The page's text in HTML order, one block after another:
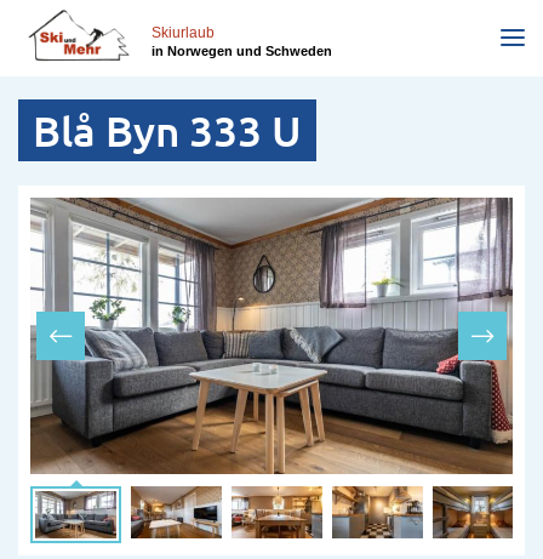
zum
Inhalt
Skiurlaub
in Norwegen und Schweden
Blå Byn 333 U